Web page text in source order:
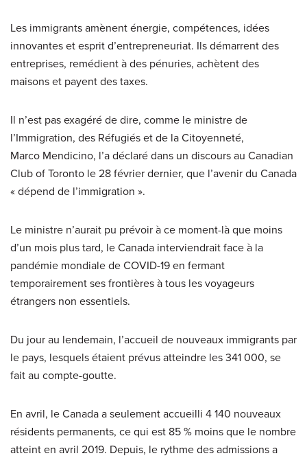
Les immigrants amènent énergie, compétences, idées
innovantes et esprit d’entrepreneuriat. Ils démarrent des
entreprises, remédient à des pénuries, achètent des
maisons et payent des taxes.
Il n’est pas exagéré de dire, comme le ministre de
l’Immigration, des Réfugiés et de la Citoyenneté,
Marco Mendicino, l’a déclaré dans un discours au Canadian
Club of Toronto le 28 février dernier, que l’avenir du Canada
« dépend de l’immigration ».
Le ministre n’aurait pu prévoir à ce moment-là que moins
d’un mois plus tard, le Canada interviendrait face à la
pandémie mondiale de COVID-19 en fermant
temporairement ses frontières à tous les voyageurs
étrangers non essentiels.
Du jour au lendemain, l’accueil de nouveaux immigrants par
le pays, lesquels étaient prévus atteindre les 341 000, se
fait au compte-goutte.
En avril, le Canada a seulement accueilli 4 140 nouveaux
résidents permanents, ce qui est 85 % moins que le nombre
atteint en avril 2019. Depuis, le rythme des admissions a